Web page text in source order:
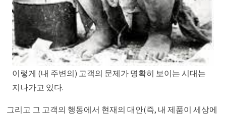
이렇게 (내 주변의) 고객의 문제가 명확히 보이는 시대는
지나가고 있다.
그리고 그 고객의 행동에서 현재의 대안(즉, 내 제품이 세상에